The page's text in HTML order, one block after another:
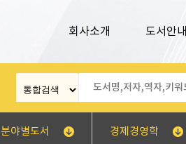
회사소개 도서안내
분야별도서 경제경영학